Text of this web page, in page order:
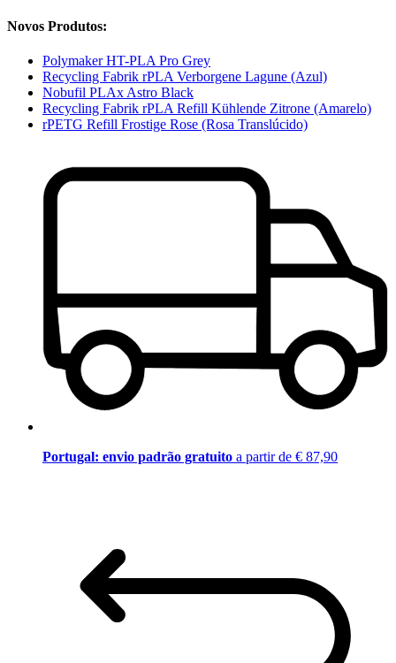
Novos Produtos:
Polymaker HT-PLA Pro Grey
Recycling Fabrik rPLA Verborgene Lagune (Azul)
Nobufil PLAx Astro Black
Recycling Fabrik rPLA Refill Kühlende Zitrone (Amarelo)
rPETG Refill Frostige Rose (Rosa Translúcido)
Portugal: envio padrão gratuito a partir de € 87,90